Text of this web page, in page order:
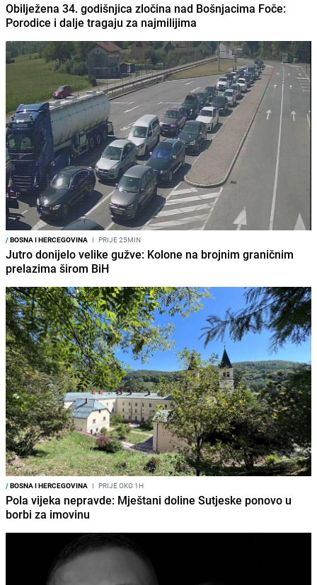
Obilježena 34. godišnjica zločina nad Bošnjacima Foče:
Porodice i dalje tragaju za najmilijima
/BOSNA I HERCEGOVINA I PRIJE 25MIN
Jutro donijelo velike gužve: Kolone na brojnim graničnim
prelazima širom BiH
/BOSNA I HERCEGOVINA I PRIJE OKO 1H
Pola vijeka nepravde: Mještani doline Sutjeske ponovo u
borbi za imovinu